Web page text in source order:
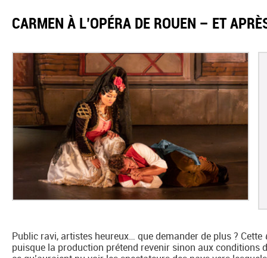
CARMEN À L’OPÉRA DE ROUEN – ET
Public ravi, artistes heureux… que demander de plus ? Cette
puisque la production prétend revenir sinon aux conditions